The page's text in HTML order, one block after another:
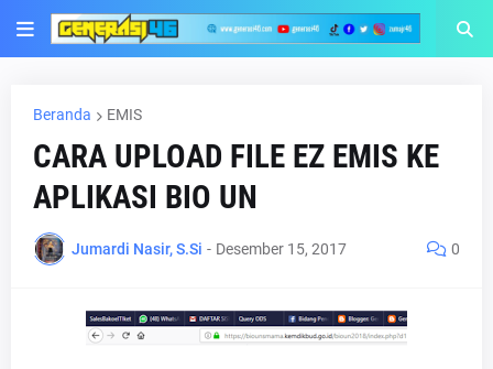
Beranda EMIS
CARA UPLOAD FILE EZ EMIS KE
APLIKASI BIO UN
Jumardi Nasir, S.Si - Desember 15, 2017 0